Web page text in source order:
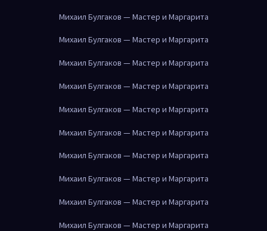
Михаил Булгаков — Мастер и Маргарита
Михаил Булгаков — Мастер и Маргарита
Михаил Булгаков — Мастер и Маргарита
Михаил Булгаков — Мастер и Маргарита
Михаил Булгаков — Мастер и Маргарита
Михаил Булгаков — Мастер и Маргарита
Михаил Булгаков — Мастер и Маргарита
Михаил Булгаков — Мастер и Маргарита
Михаил Булгаков — Мастер и Маргарита
Михаил Булгаков — Мастер и Маргарита